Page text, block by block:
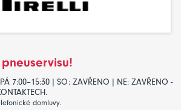
7:00–15:30 | SO: ZAVŘENO | NE: ZAVŘENO -
domluvy.